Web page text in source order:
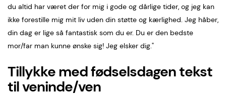
du altid har været der for mig i gode og dårlige tider, og jeg kan
ikke forestille mig mit liv uden din støtte og kærlighed. Jeg håber,
din dag er lige så fantastisk som du er. Du er den bedste
mor/far man kunne ønske sig! Jeg elsker dig."
Tillykke med fødselsdagen tekst
til veninde/ven